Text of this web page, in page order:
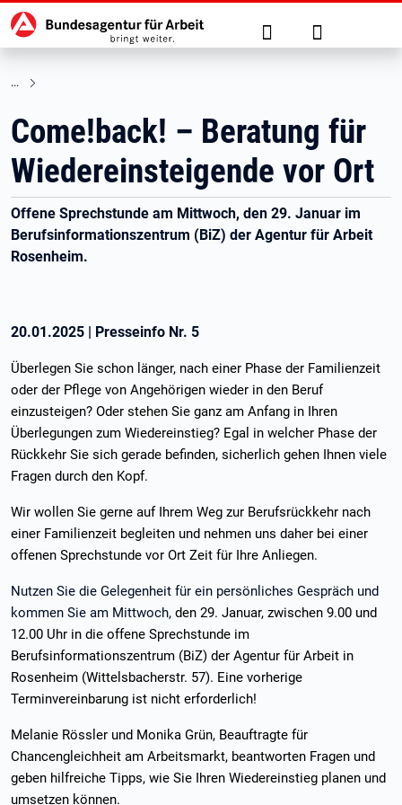
zu den Hauptinhalten springen
Hauptnavigation Suche Anmelden
Come!back! – Beratung für
Wiedereinsteigende vor Ort
Offene Sprechstunde am Mittwoch, den 29. Januar im
Berufsinformationszentrum (BiZ) der Agentur für Arbeit
Rosenheim.
20.01.2025 | Presseinfo Nr. 5
Überlegen Sie schon länger, nach einer Phase der Familienzeit
oder der Pflege von Angehörigen wieder in den Beruf
einzusteigen? Oder stehen Sie ganz am Anfang in Ihren
Überlegungen zum Wiedereinstieg? Egal in welcher Phase der
Rückkehr Sie sich gerade befinden, sicherlich gehen Ihnen viele
Fragen durch den Kopf.
Wir wollen Sie gerne auf Ihrem Weg zur Berufsrückkehr nach
einer Familienzeit begleiten und nehmen uns daher bei einer
offenen Sprechstunde vor Ort Zeit für Ihre Anliegen.
Nutzen Sie die Gelegenheit für ein persönliches Gespräch und
kommen Sie am Mittwoch, den 29. Januar, zwischen 9.00 und
12.00 Uhr in die offene Sprechstunde im
Berufsinformationszentrum (BiZ) der Agentur für Arbeit in
Rosenheim (Wittelsbacherstr. 57). Eine vorherige
Terminvereinbarung ist nicht erforderlich!
Melanie Rössler und Monika Grün, Beauftragte für
Chancengleichheit am Arbeitsmarkt, beantworten Fragen und
geben hilfreiche Tipps, wie Sie Ihren Wiedereinstieg planen und
umsetzen können.